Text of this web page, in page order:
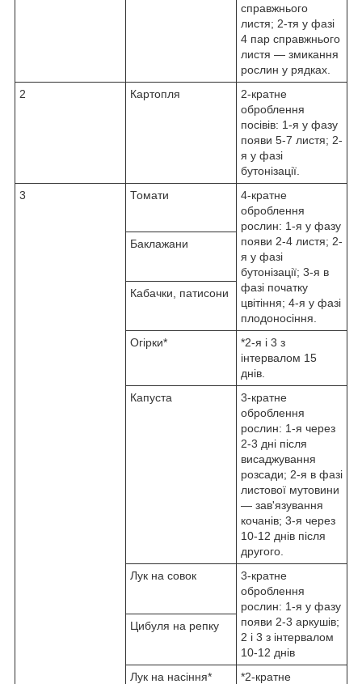
справжнього
листя; 2-тя у фазі
4 пар справжнього
листя — змикання
рослин у рядках.
2
Картопля
2-кратне
оброблення
посівів: 1-я у фазу
появи 5-7 листя; 2-
я у фазі
бутонізації.
3
Томати
4-кратне
оброблення
рослин: 1-я у фазу
появи 2-4 листя; 2-
я у фазі
бутонізації; 3-я в
фазі початку
цвітіння; 4-я у фазі
плодоносіння.
Баклажани
Кабачки, патисони
Огірки*
*2-я і 3 з
інтервалом 15
днів.
Капуста
3-кратне
оброблення
рослин: 1-я через
2-3 дні після
висаджування
розсади; 2-я в фазі
листової мутовини
— зав'язування
кочанів; 3-я через
10-12 днів після
другого.
Лук на совок
3-кратне
оброблення
рослин: 1-я у фазу
появи 2-3 аркушів;
2 і 3 з інтервалом
10-12 днів
Цибуля на репку
Лук на насіння*
*2-кратне